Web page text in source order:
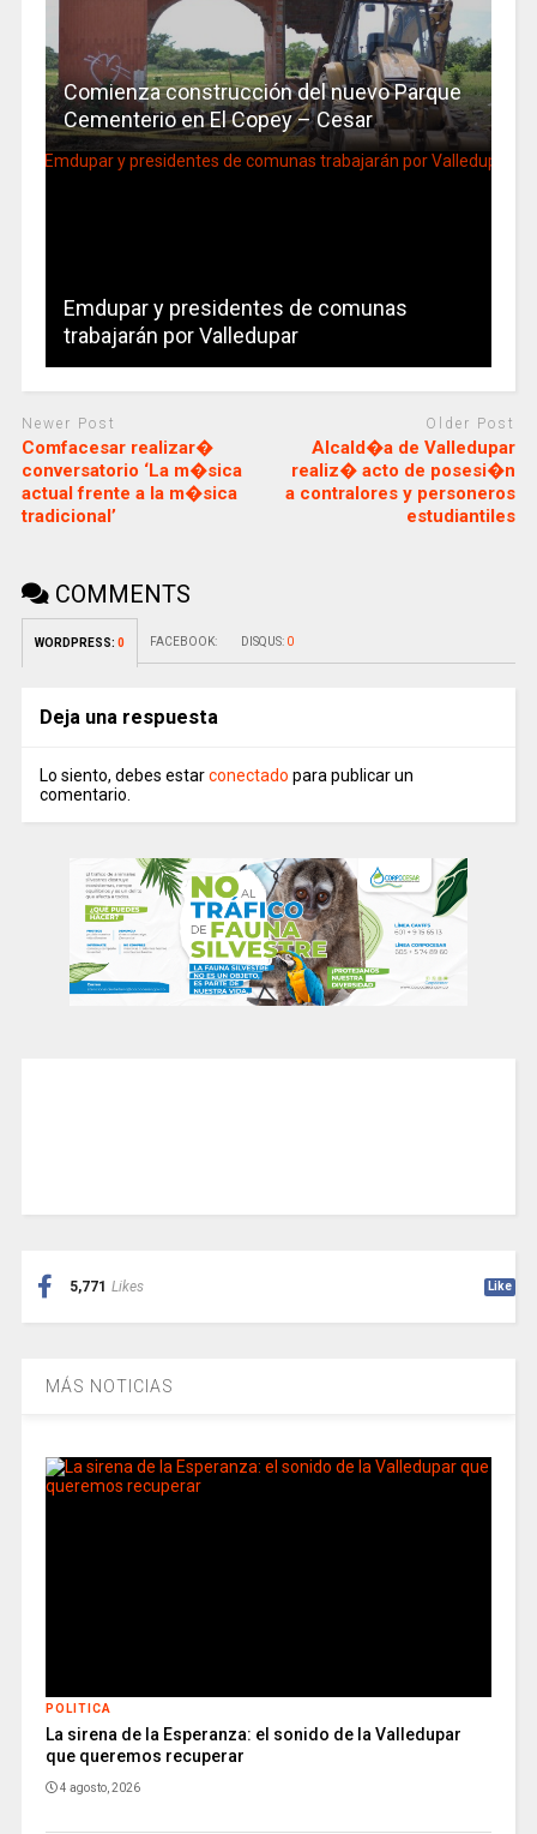
Comienza construcción del nuevo Parque
Cementerio en El Copey – Cesar
Emdupar y presidentes de comunas
trabajarán por Valledupar
Newer Post
Comfacesar realizar�
conversatorio ‘La m�sica
actual frente a la m�sica
tradicional’
Older Post
Alcald�a de Valledupar
realiz� acto de posesi�n
a contralores y personeros
estudiantiles
COMMENTS
WORDPRESS: 0 FACEBOOK: DISQUS: 0
Deja una respuesta
Lo siento, debes estarconectado para publicar un
comentario.
5,771 Likes Like
MÁS NOTICIAS
POLITICA
La sirena de la Esperanza: el sonido de la Valledupar
que queremos recuperar
4 agosto, 2026